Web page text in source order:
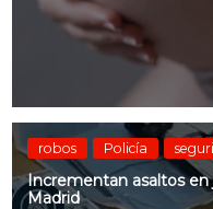
robos Policía
Incrementan asaltos en
Madrid